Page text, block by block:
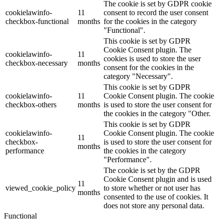
cookielawinfo-
checkbox-functional
11
months
The cookie is set by GDPR cookie
consent to record the user consent
for the cookies in the category
"Functional".
cookielawinfo-
checkbox-necessary
11
months
This cookie is set by GDPR
Cookie Consent plugin. The
cookies is used to store the user
consent for the cookies in the
category "Necessary".
cookielawinfo-
checkbox-others
11
months
This cookie is set by GDPR
Cookie Consent plugin. The cookie
is used to store the user consent for
the cookies in the category "Other.
cookielawinfo-
checkbox-
performance
11
months
This cookie is set by GDPR
Cookie Consent plugin. The cookie
is used to store the user consent for
the cookies in the category
"Performance".
viewed_cookie_policy
11
months
The cookie is set by the GDPR
Cookie Consent plugin and is used
to store whether or not user has
consented to the use of cookies. It
does not store any personal data.
Functional